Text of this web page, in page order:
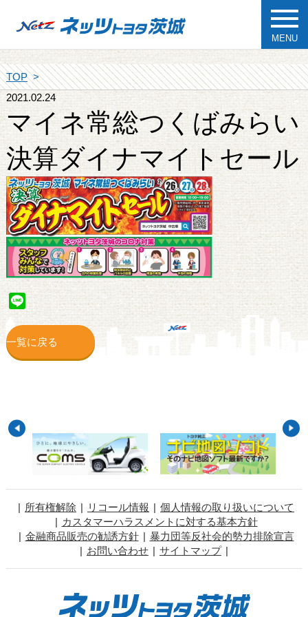
MENU
TOP
2021.02.24
マイネ常総つくばみらい
決算ダイナマイトセール
Line
一覧に戻る
所有権解除 リコール情報
個人情報の取り扱いについて
カスタマーハラスメントに対する基本方針
金融商品販売の勧誘方針
暴力団等反社会的勢力排除宣言
お問い合わせ
サイトマップ